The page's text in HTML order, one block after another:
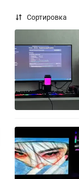
Сортировка